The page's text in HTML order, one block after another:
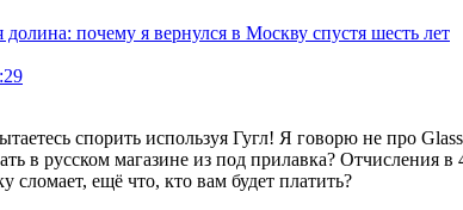
почему я вернулся в Москву спустя шесть лет
спорить используя Гугл! Я говорю не про
в русском магазине из под прилавка? Отчисления
сломает, ещё что, кто вам будет платить?